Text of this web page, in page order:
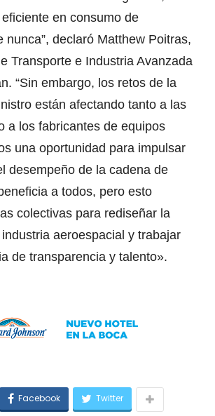
en consumo de
nunca”, declaró Matthew Poitras,
Transporte e Industria Avanzada
“Sin embargo, los retos de la
están afectando tanto a las
a los fabricantes de equipos
una oportunidad para impulsar
desempeño de la cadena de
a todos, pero esto
colectivas para rediseñar la
aeroespacial y trabajar
de transparencia y talento».
Facebook Twitter